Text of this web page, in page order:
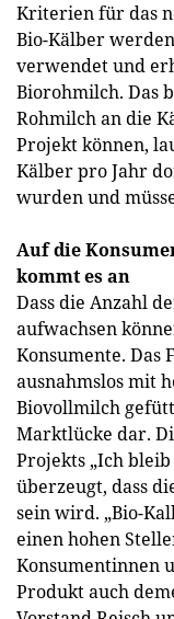
Kriterien für das
Bio-Kälber
verwendet und
Biorohmilch. Das
Rohmilch an die
Projekt können,
Kälber pro Jahr
wurden und
Auf die
kommt es an
Dass die Anzahl
aufwachsen
Konsumente. Das
ausnahmslos mit
Biovollmilch
Marktlücke dar.
Projekts „Ich
überzeugt, dass
sein wird. „Bio-
einen hohen
Konsumentinnen
Produkt auch